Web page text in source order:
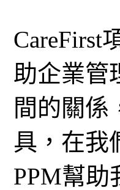
CareFirst
助企業管
間的關係
具，在我
PPM幫